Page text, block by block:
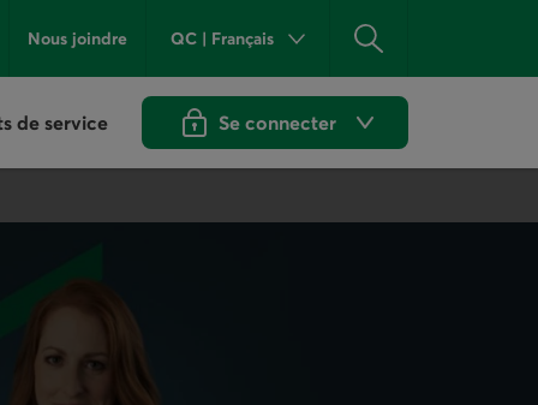
Nous joindre
Province ou État actuel :Québec
QC | Français
Rechercher
de service Se connecter
aux services en ligne de Desjardins.